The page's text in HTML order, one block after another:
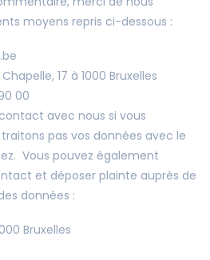
moyens repris ci-dessous :
17 à 1000 Bruxelles
00
avec nous si vous
pas vos données avec le
Vous pouvez également
et déposer plainte auprès de
données :
Bruxelles